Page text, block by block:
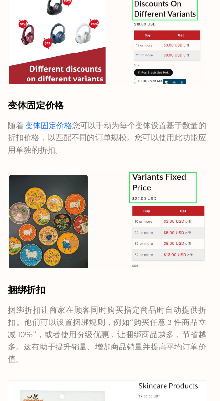
变体固定价格
随着变体固定价格您可以手动为每个变体设置基于数量的
折扣价格，以匹配不同的订单规模。您可以使用此功能应
用单独的折扣。
捆绑折扣
捆绑折扣让商家在顾客同时购买指定商品时自动提供折
扣。他们可以设置捆绑规则，例如“购买任意 3 件商品立
减 10%”，或者使用分级优惠，让捆绑商品越多，节省越
多。这有助于提升销量、增加商品销量并提高平均订单价
值。